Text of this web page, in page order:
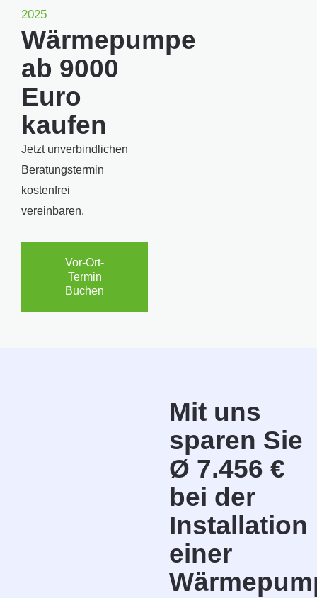
2025
Wärmepumpe
ab 9000
Euro
kaufen
Jetzt unverbindlichen
Beratungstermin
kostenfrei
vereinbaren.
Vor-Ort-
Termin
Buchen
Mit uns
sparen Sie
Ø 7.456 €
bei der
Installation
einer